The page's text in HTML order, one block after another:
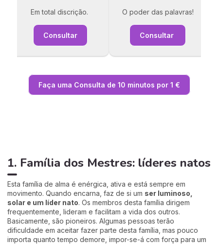
Em total discrição.
Consultar
O poder das palavras!
Consultar
Faça uma Consulta de 10 minutos por 1 €
1. Família dos Mestres: líderes natos
Esta família de alma é enérgica, ativa e está sempre em
movimento. Quando encarna, faz de si um ser luminoso,
solar e um líder nato. Os membros desta família dirigem
frequentemente, lideram e facilitam a vida dos outros.
Basicamente, são pioneiros. Algumas pessoas terão
dificuldade em aceitar fazer parte desta família, mas pouco
importa quanto tempo demore, impor-se-á com força para um